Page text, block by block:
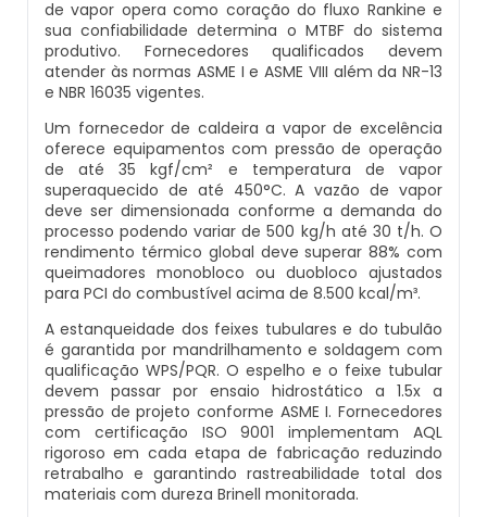
Caldeira Flamotubular Venda
Caldeira Flamotubular Vertical
Caldeira Fogotubular
Caldeira Fogotubular Horizontal
Caldeira Fogotubular Vertical
Caldeira Horizontal
Caldeira Industrial
Caldeira Industrial A Gás
Caldeira Industrial A Lenha
Empresas Que Inspecionam Caldeiras
Inspeção Caldeiras Vasos De Pressão
Inspeção De Caldeiras
Inspeção De Caldeiras A Vapor
Inspeção De Caldeiras E Vasos De Pressão
Inspeção De Caldeiras Preço
Inspeção De Caldeiras Profissional
Habilitado
Inspeção De Integridade De Caldeiras
Empresa De Montagem De Caldeiras Gás
Roca
Empresa Que Fazem Montagem De
Caldeiras
Empresas De Caldeiraria
Empresas De Caldeiraria E Montagem
Industrial
Empresas De Montagem De Caldeiras
Manutenção De Caldeiras
Manutenção De Caldeiras A Gásoleo
Caldeira A Vapor Industrial A Venda
Caldeira A Vapor Para Cozinha Industrial
Caldeira A Vapor Para Sauna
Caldeira A Vapor Pequena
Caldeira A Vapor Preço
Caldeira A Vapor Vertical
Caldeira De Vapor
Caldeira De Vapor A Gás
Caldeira De Vapor A Venda
Caldeira A Gás Natural Preço
Caldeira A Gás Preço
Caldeira A Gás Roca
Caldeira A Gás Usada
Caldeira A Gás Vulcano
Caldeira De Aquecimento A Gás
Caldeira De Aquecimento Central A Gás
Caldeira Mural A Gás
Caldeira Mural A Gás Preço
de vapor opera como coração do fluxo Rankine e
sua confiabilidade determina o MTBF do sistema
produtivo. Fornecedores qualificados devem
atender às normas ASME I e ASME VIII além da NR-13
e NBR 16035 vigentes.
Um fornecedor de caldeira a vapor de excelência
oferece equipamentos com pressão de operação
de até 35 kgf/cm² e temperatura de vapor
superaquecido de até 450°C. A vazão de vapor
deve ser dimensionada conforme a demanda do
processo podendo variar de 500 kg/h até 30 t/h. O
rendimento térmico global deve superar 88% com
queimadores monobloco ou duobloco ajustados
para PCI do combustível acima de 8.500 kcal/m³.
A estanqueidade dos feixes tubulares e do tubulão
é garantida por mandrilhamento e soldagem com
qualificação WPS/PQR. O espelho e o feixe tubular
devem passar por ensaio hidrostático a 1.5x a
pressão de projeto conforme ASME I. Fornecedores
com certificação ISO 9001 implementam AQL
rigoroso em cada etapa de fabricação reduzindo
retrabalho e garantindo rastreabilidade total dos
materiais com dureza Brinell monitorada.